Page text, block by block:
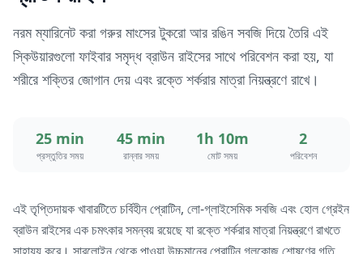
নরম ম্যারিনেট করা গরুর মাংসের টুকরো আর রঙিন সবজি দিয়ে তৈরি এই
স্কিউয়ারগুলো ফাইবার সমৃদ্ধ ব্রাউন রাইসের সাথে পরিবেশন করা হয়, যা
শরীরে শক্তির জোগান দেয় এবং রক্তে শর্করার মাত্রা নিয়ন্ত্রণে রাখে।
25 min
প্রস্তুতির সময়
45 min
রান্নার সময়
1h 10m
মোট সময়
2
পরিবেশন
এই তৃপ্তিদায়ক খাবারটিতে চর্বিহীন প্রোটিন, লো-গ্লাইসেমিক সবজি এবং হোল গ্রেইন
ব্রাউন রাইসের এক চমৎকার সমন্বয় রয়েছে যা রক্তে শর্করার মাত্রা নিয়ন্ত্রণে রাখতে